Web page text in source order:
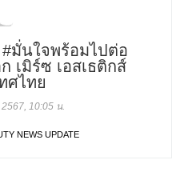
มั่นใจพร้อมไปต่อ
เมิร์ซ เอสเธติกส์
ศไทย
10:05 น.
NEWS UPDATE